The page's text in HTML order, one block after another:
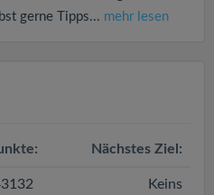
gerne Tipps... mehr lesen
Nächstes Ziel:
Keins